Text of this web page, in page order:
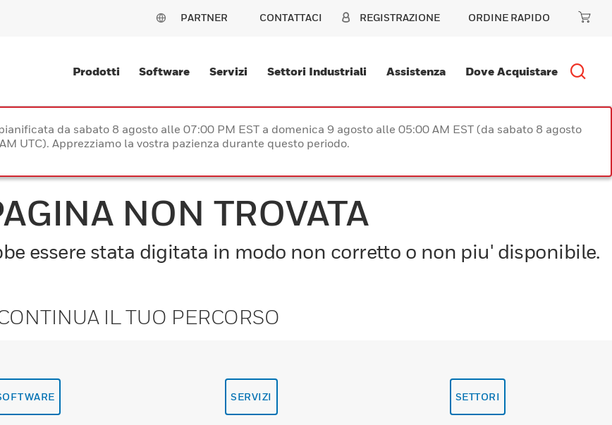
PARTNER CONTATTACI REGISTRAZIONE ORDINE RAPIDO
Prodotti Software Servizi Settori Industriali Assistenza Dove Acquistare
da sabato 8 agosto alle 07:00 PM EST a domenica 9 agosto alle 05:00 AM EST (da sabato 8 agosto
UTC). Apprezziamo la vostra pazienza durante questo periodo.
NON TROVATA
essere stata digitata in modo non corretto o non piu' disponibile.
IL TUO PERCORSO
SERVIZI SETTORI